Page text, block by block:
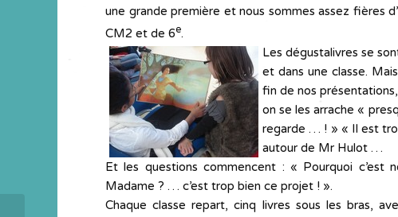
une grande première et nous sommes assez fières
CM2 et de 6e.
Les dégustalivres se
et dans une classe.
fin de nos
on se les arrache «
regarde … ! » « Il est
autour de Mr Hulot …
Et les questions commencent : « Pourquoi c’est
Madame ? … c’est trop bien ce projet ! ».
Chaque classe repart, cinq livres sous les bras,